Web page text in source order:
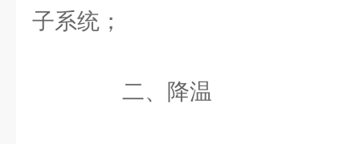
子系统；
二、降温